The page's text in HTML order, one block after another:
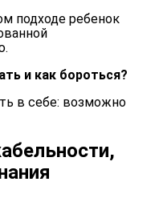
подходе ребенок
и как бороться?
в себе: возможно